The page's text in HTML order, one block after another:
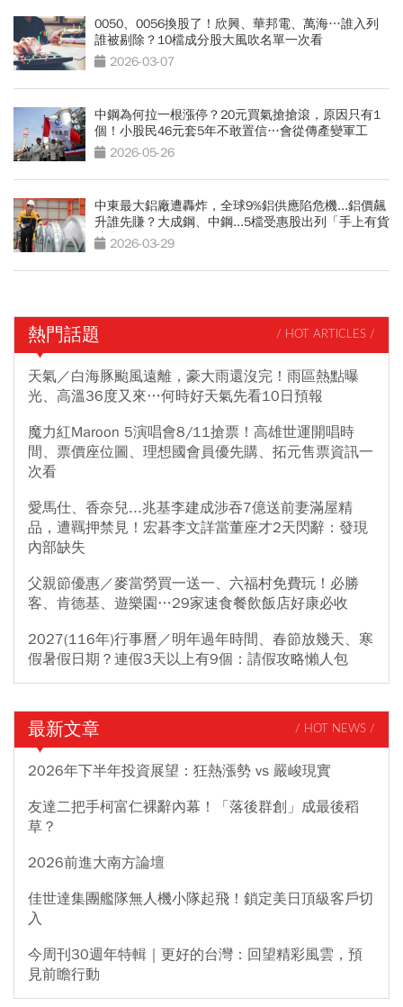
0050、0056換股了！欣興、華邦電、萬海…誰入列
誰被剔除？10檔成分股大風吹名單一次看
2026-03-07
中鋼為何拉一根漲停？20元買氣搶搶滾，原因只有1
個！小股民46元套5年不敢置信…會從傳產變軍工
股？2026-05-26
中東最大鋁廠遭轟炸，全球9%鋁供應陷危機...鋁價飆
升誰先賺？大成鋼、中鋼...5檔受惠股出列「手上有貨
才是王」
2026-03-29
熱門話題 / HOT ARTICLES /
天氣／白海豚颱風遠離，豪大雨還沒完！雨區熱點曝
光、高溫36度又來…何時好天氣先看10日預報
魔力紅Maroon 5演唱會8/11搶票！高雄世運開唱時
間、票價座位圖、理想國會員優先購、拓元售票資訊一
次看
愛馬仕、香奈兒...兆基李建成涉吞7億送前妻滿屋精
品，遭羈押禁見！宏碁李文詳當董座才2天閃辭：發現
內部缺失
父親節優惠／麥當勞買一送一、六福村免費玩！必勝
客、肯德基、遊樂園…29家速食餐飲飯店好康必收
2027(116年)行事曆／明年過年時間、春節放幾天、寒
假暑假日期？連假3天以上有9個：請假攻略懶人包
最新文章 / HOT NEWS /
2026年下半年投資展望：狂熱漲勢 vs 嚴峻現實
友達二把手柯富仁裸辭內幕！「落後群創」成最後稻
草？
2026前進大南方論壇
佳世達集團艦隊無人機小隊起飛！鎖定美日頂級客戶切
入
今周刊30週年特輯｜更好的台灣：回望精彩風雲，預
見前瞻行動